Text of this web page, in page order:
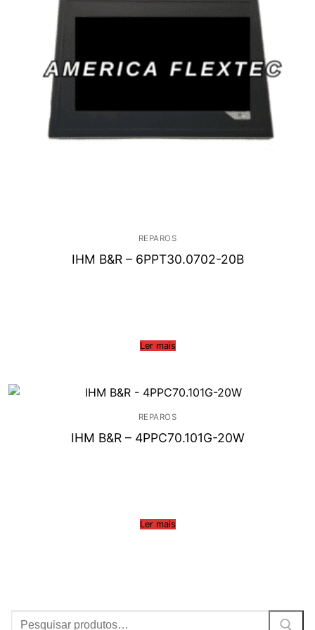
REPAROS
IHM B&R – 6PPT30.0702-20B
Ler mais
REPAROS
IHM B&R – 4PPC70.101G-20W
Ler mais
Procurar: